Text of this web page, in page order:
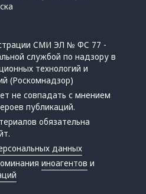
СМИ ЭЛ № ФС 77 -
службой по надзору в
технологий и
(Роскомнадзор)
не совпадать с мнением
публикаций.
обязательна
данных
иноагентов и